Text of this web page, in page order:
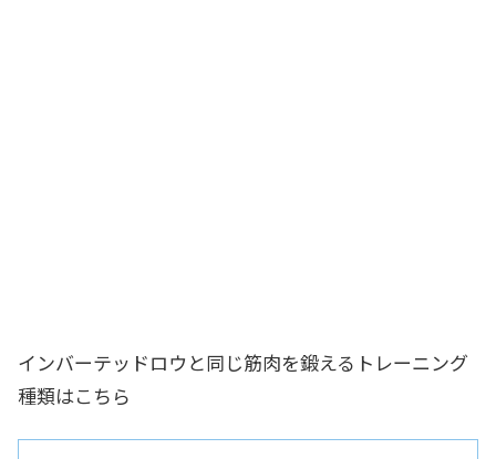
インバーテッドロウと同じ筋肉を鍛えるトレーニング
種類はこちら